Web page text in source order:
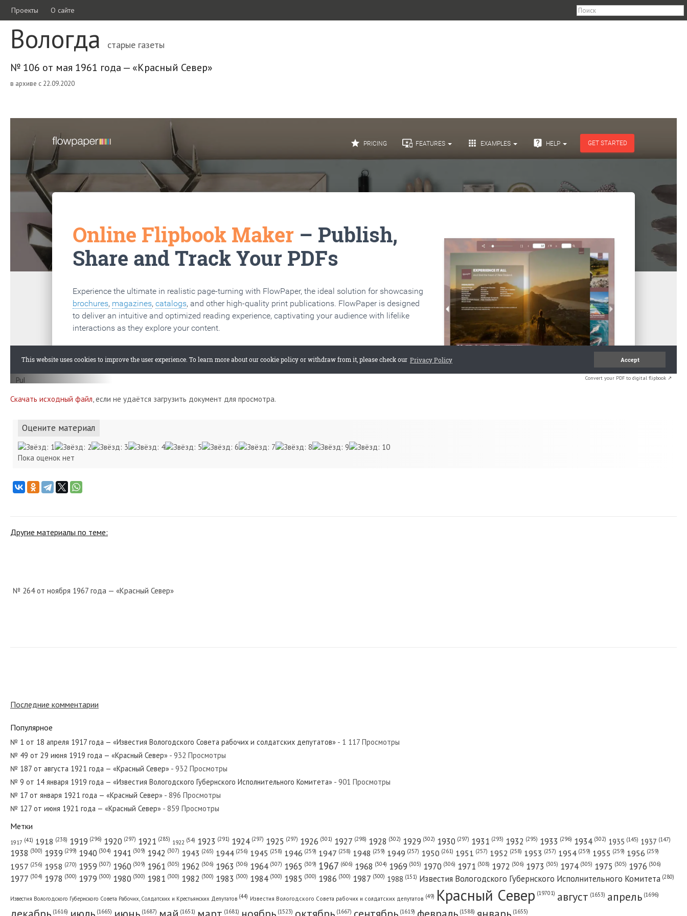
Проекты О сайте
Вологда старые газеты
№ 106 от мая 1961 года — «Красный Север»
в архиве с 22.09.2020
Convert your PDF to digital flipbook ↗
Скачать исходный файл, если не удаётся загрузить документ для просмотра.
Оцените материал
Пока оценок нет
Другие материалы по теме:
№ 264 от ноября 1967 года — «Красный Север»
№ 127 от июня 1948 года — «Красный Север»
№ 175 от сентября 1947 года — «Красный Север»
№ 116 от мая 1977 года — «Красный Север»
Последние комментарии
Популярное
№ 1 от 18 апреля 1917 года — «Известия Вологодского Совета рабочих и солдатских депутатов» - 1 117 Просмотры
№ 49 от 29 июня 1919 года — «Красный Север» - 932 Просмотры
№ 187 от августа 1921 года — «Красный Север» - 932 Просмотры
№ 9 от 14 января 1919 года — «Известия Вологодского Губернского Исполнительного Комитета» - 901 Просмотры
№ 17 от января 1921 года — «Красный Север» - 896 Просмотры
№ 127 от июня 1921 года — «Красный Север» - 859 Просмотры
Метки
1917 (41) 1918 (238) 1919 (296) 1920 (297) 1921 (285) 1922 (54) 1923 (291) 1924 (297) 1925 (297) 1926 (301) 1927 (298) 1928 (302) 1929 (302) 1930 (297) 1931 (293) 1932 (295) 1933 (296) 1934 (302) 1935 (145) 1937 (147)
1938 (300) 1939 (299) 1940 (304) 1941 (309) 1942 (307) 1943 (265) 1944 (256) 1945 (258) 1946 (259) 1947 (258) 1948 (259) 1949 (257) 1950 (261) 1951 (257) 1952 (258) 1953 (257) 1954 (259) 1955 (259) 1956 (259)
1957 (256) 1958 (270) 1959 (307) 1960 (309) 1961 (305) 1962 (306) 1963 (306) 1964 (307) 1965 (309) 1967 (606) 1968 (304) 1969 (305) 1970 (306) 1971 (308) 1972 (306) 1973 (305) 1974 (305) 1975 (305) 1976 (306)
1977 (304) 1978 (300) 1979 (300) 1980 (300) 1981 (300) 1982 (300) 1983 (300) 1984 (300) 1985 (300) 1986 (300) 1987 (300) 1988 (151) Известия Вологодского Губернского Исполнительного Комитета (280)
Известия Вологодского Губернского Совета Рабочих, Солдатских и Крестьянских Депутатов (44) Известия Вологодского Совета рабочих и солдатских депутатов (49) Красный Cевер (19701) август (1653) апрель (1696)
(1616) (1665) (1687) (1651) (1681) (1523) (1667) (1619) (1588) (1655)